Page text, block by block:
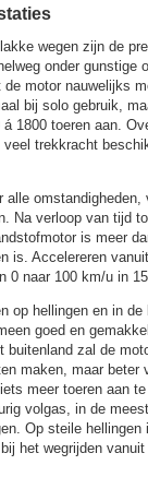
wegen zijn de
onder gunstige
de motor nauwelijks
bij solo gebruik,
á 1800 toeren aan.
veel trekkracht
alle
Na verloop van tijd
is meer
is. Accelereren
0 naar 100 km/u in
op hellingen en in
goed en
buitenland zal de
maken, maar beter
meer toeren aan
volgas, in de
Op steile
het wegrijden